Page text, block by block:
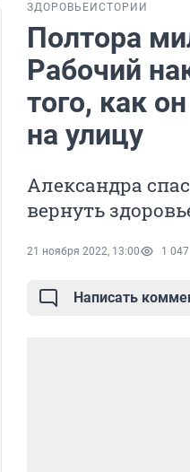
ЗДОРОВЬЕ ИСТОРИИ
Полтора
Рабочий
того, как
на улицу
Александра
вернуть
21 ноября 2022, 13:00 1 047
Написать